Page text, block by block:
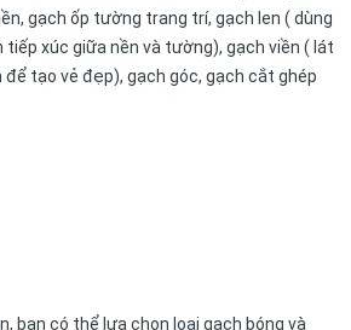
gạch ốp tường trang trí, gạch len ( dùng
xúc giữa nền và tường), gạch viền ( lát
tạo vẻ đẹp), gạch góc, gạch cắt ghép
bạn có thể lựa chọn loại gạch bóng và